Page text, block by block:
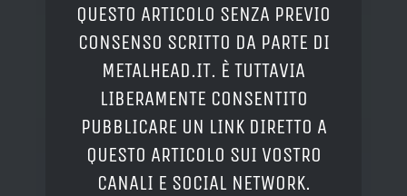
QUESTO ARTICOLO SENZA PREVIO
CONSENSO SCRITTO DA PARTE DI
METALHEAD.IT. È TUTTAVIA
LIBERAMENTE CONSENTITO
PUBBLICARE UN LINK DIRETTO A
QUESTO ARTICOLO SUI VOSTRO
CANALI E SOCIAL NETWORK.